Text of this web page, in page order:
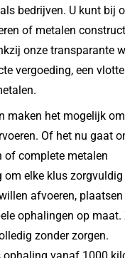
bedrijven. U kunt bij
of metalen
onze transparante
vergoeding, een
maken het mogelijk
Of het nu gaat
of complete metalen
om elke klus
afvoeren,
ophalingen op maat.
zonder zorgen.